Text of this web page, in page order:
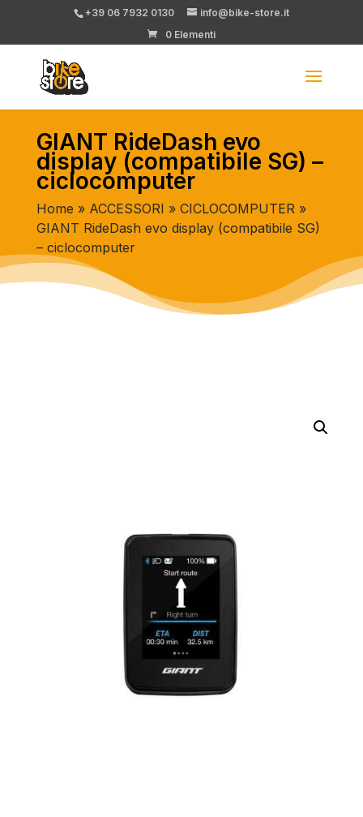
+39 06 7932 0130
info@bike-store.it
0 Elementi
GIANT RideDash evo
display (compatibile SG) –
ciclocomputer
Home » ACCESSORI » CICLOCOMPUTER»
GIANT RideDash evo display (compatibile SG)
– ciclocomputer